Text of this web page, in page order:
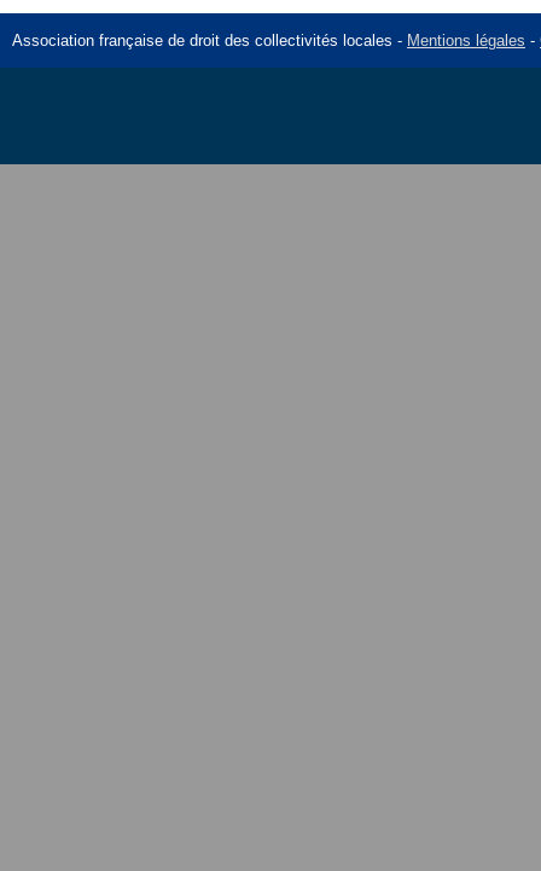
Association française de droit des collectivités locales - Mentions légales -